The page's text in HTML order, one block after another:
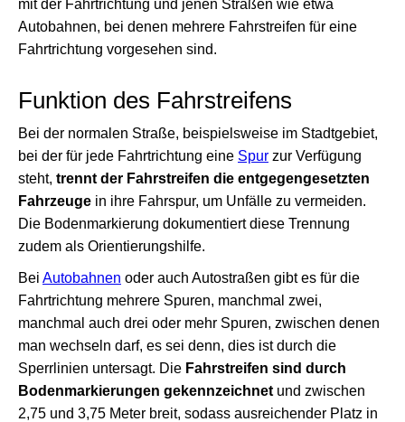
mit der Fahrtrichtung und jenen Straßen wie etwa
Autobahnen, bei denen mehrere Fahrstreifen für eine
Fahrtrichtung vorgesehen sind.
Funktion des Fahrstreifens
Bei der normalen Straße, beispielsweise im Stadtgebiet,
bei der für jede Fahrtrichtung eine Spur zur Verfügung
steht, trennt der Fahrstreifen die entgegengesetzten
Fahrzeuge in ihre Fahrspur, um Unfälle zu vermeiden.
Die Bodenmarkierung dokumentiert diese Trennung
zudem als Orientierungshilfe.
Bei Autobahnen oder auch Autostraßen gibt es für die
Fahrtrichtung mehrere Spuren, manchmal zwei,
manchmal auch drei oder mehr Spuren, zwischen denen
man wechseln darf, es sei denn, dies ist durch die
Sperrlinien untersagt. Die Fahrstreifen sind durch
Bodenmarkierungen gekennzeichnet und zwischen
2,75 und 3,75 Meter breit, sodass ausreichender Platz in